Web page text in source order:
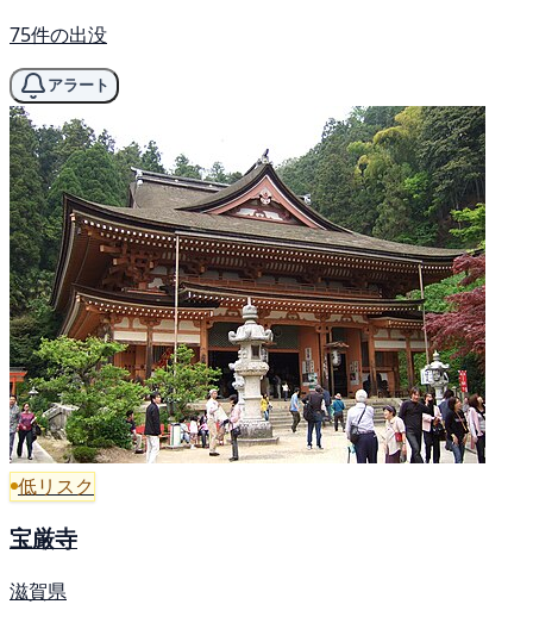
75件の出没
アラート
低リスク
宝厳寺
滋賀県